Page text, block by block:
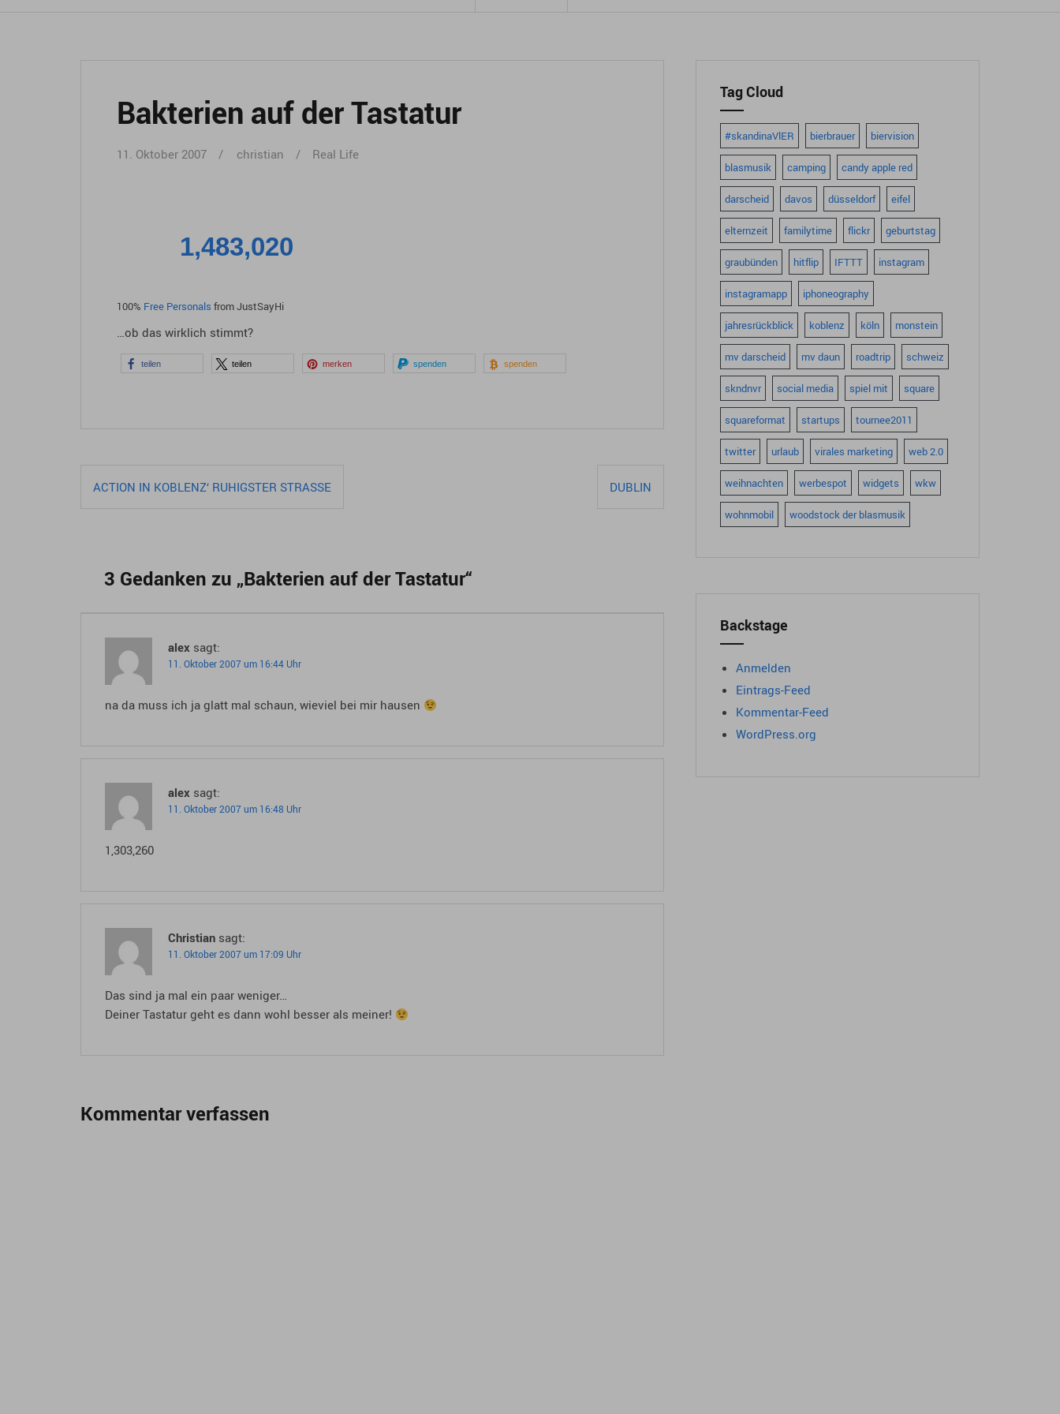
Bakterien auf der Tastatur
11. Oktober 2007 christian Real Life
1,483,020
100% Free Personals from JustSayHi
…ob das wirklich stimmt?
teilen teilen merken spenden spenden
Beitragsnavigation
ACTION IN KOBLENZ‘ RUHIGSTER STRASSE DUBLIN
3 Gedanken zu „Bakterien auf der Tastatur“
alex sagt:
11. Oktober 2007 um 16:44 Uhr
na da muss ich ja glatt mal schaun, wieviel bei mir hausen
alex sagt:
11. Oktober 2007 um 16:48 Uhr
1,303,260
Christian sagt:
11. Oktober 2007 um 17:09 Uhr
Das sind ja mal ein paar weniger…
Deiner Tastatur geht es dann wohl besser als meiner!
Kommentar verfassen
Tag Cloud
#skandinaVlER bierbrauer biervision
blasmusik camping candy apple red
darscheid davos düsseldorf eifel
elternzeit familytime flickr geburtstag
graubünden hitflip IFTTT instagram
instagramapp iphoneography
jahresrückblick koblenz köln monstein
mv darscheid mv daun roadtrip schweiz
skndnvr social media spiel mit square
squareformat startups tournee2011
twitter urlaub virales marketing web 2.0
weihnachten werbespot widgets wkw
wohnmobil woodstock der blasmusik
Backstage
Anmelden
Eintrags-Feed
Kommentar-Feed
WordPress.org